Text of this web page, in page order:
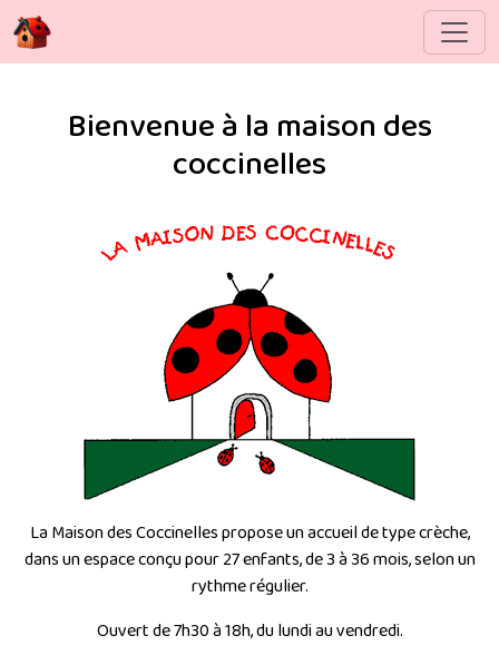
Bienvenue à la maison des
coccinelles
La Maison des Coccinelles propose un accueil de type crèche,
dans un espace conçu pour 27 enfants, de 3 à 36 mois, selon un
rythme régulier.
Ouvert de 7h30 à 18h, du lundi au vendredi.